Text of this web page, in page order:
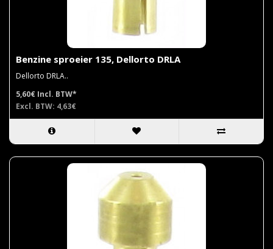
Benzine sproeier 135, Dellorto DRLA
Dellorto DRLA..
5,60€ Incl. BTW*
Excl. BTW: 4,63€